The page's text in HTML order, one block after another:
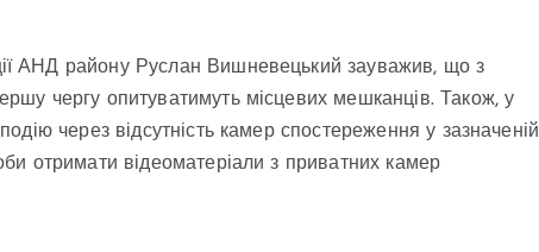
АНД району Руслан Вишневецький зауважив, що з
чергу опитуватимуть місцевих мешканців. Також, у
через відсутність камер спостереження у зазначеній
отримати відеоматеріали з приватних камер